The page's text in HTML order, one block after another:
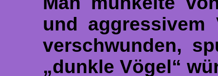
und aggressivem
verschwunden,
„dunkle Vögel“